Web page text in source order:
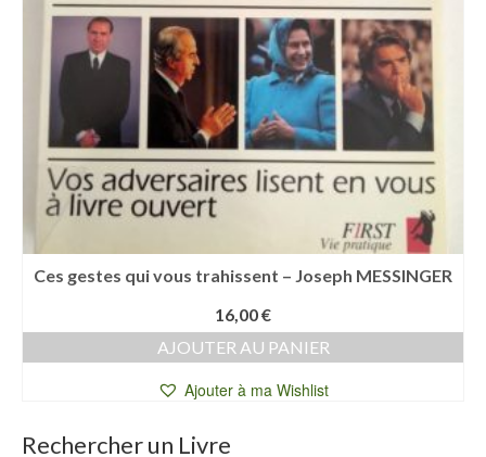
Ces gestes qui vous trahissent – Joseph MESSINGER
16,00€
AJOUTER AU PANIER
Ajouter à ma Wishlist
Rechercher un Livre